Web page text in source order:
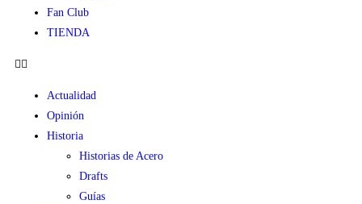
Fan Club
TIENDA
Actualidad
Opinión
Historia
Historias de Acero
Drafts
Guías